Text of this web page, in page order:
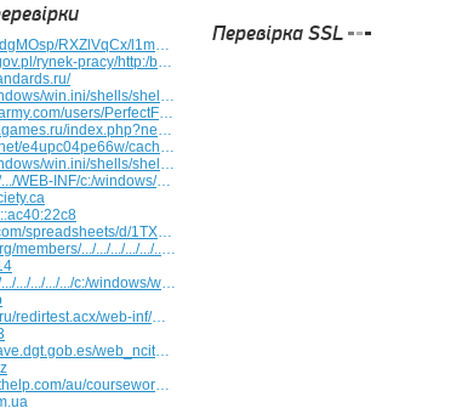
thehost.ua/xVdgMOsp/RXZlVqCx/l1m76cjif1ml.html
lancut.praca.gov.pl/rynek-pracy/http:/bxss.me/fit.txt
bxss.me/c:/windows/win.ini/shells/shells/c:/windows/xfs.bxss.me/bxss.me/./t/fit.txt
www.alligatorarmy.com/users/PerfectFinish3
https://gammagames.ru/index.php?newsid=9364
dailyuploads.net/e4upc04pe66w/cach_bat_may_tinh_so_tren_win7jzggf.pdf
bxss.me/c:/windows/win.ini/shells/shells/c:/../windows/xfs.bxss.me/bxss.me/t/fit.txt
ross-trufas.es/.../WEB-INF/c:/windows/win.ini
docs.google.com/spreadsheets/d/1TX_aLLDPGix9qS2brSp91nXcXLFWGx9S_BUJ6AjtUak/edit?usp=sharing/ipad12-9ipad11-ipad-minipad-air-ipad-pro-series-skins/DIvDDTJrGks/all-about-adult-seo//simple-ways-to-increase-the-value-of-your-home/prismotube-post-a-comment-guest-name/..
ecobuilding.org/members/.../.../.../.../.../.../.../.../windows/win.ini
ross-trufas.es/.../.../.../.../.../c:/windows/win.ini/WEB-INF/../../../../../Gemfile
zemfira.skatk.ru/redirtest.acx/web-inf/web-inf/..../..../..../..../http:/bxss.me/t/fit.txt
https://sedeclave.dgt.gob.es/web_ncit_consulta/solicitarcita.faces
ozassignmenthelp.com/au/coursework-help-australia-services
Перевірка SSL